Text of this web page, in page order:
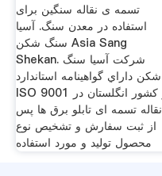
تسمه ی نقاله سنگین برای
استفاده در معدن سنگ. آسیا
سنگ شکن Asia Sang
Shekan. شرکت آسیا سنگ
شکن داراي گواهينامه استاندارد
ISO 9001 از كشور انگلستان در
نقاله تسمه ای تابلو برق ها پس
از ثبت سفارش و تشخیص نوع
محصول تولید و مورد استفاده